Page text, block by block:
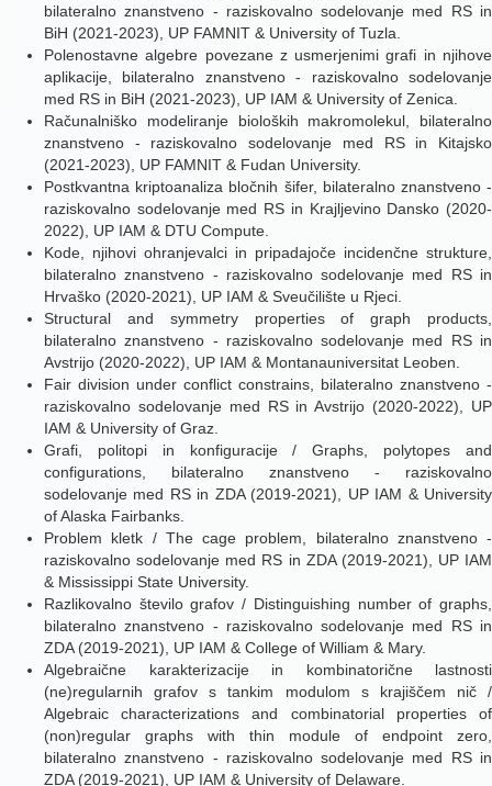
bilateralno znanstveno - raziskovalno sodelovanje med RS in
BiH (2021-2023), UP FAMNIT & University of Tuzla.
Polenostavne algebre povezane z usmerjenimi grafi in njihove
aplikacije, bilateralno znanstveno - raziskovalno sodelovanje
med RS in BiH (2021-2023), UP IAM & University of Zenica.
Računalniško modeliranje bioloških makromolekul, bilateralno
znanstveno - raziskovalno sodelovanje med RS in Kitajsko
(2021-2023), UP FAMNIT & Fudan University.
Postkvantna kriptoanaliza bločnih šifer, bilateralno znanstveno -
raziskovalno sodelovanje med RS in Krajljevino Dansko (2020-
2022), UP IAM & DTU Compute.
Kode, njihovi ohranjevalci in pripadajoče incidenčne strukture,
bilateralno znanstveno - raziskovalno sodelovanje med RS in
Hrvaško (2020-2021), UP IAM & Sveučilište u Rjeci.
Structural and symmetry properties of graph products,
bilateralno znanstveno - raziskovalno sodelovanje med RS in
Avstrijo (2020-2022), UP IAM & Montanauniversitat Leoben.
Fair division under conflict constrains, bilateralno znanstveno -
raziskovalno sodelovanje med RS in Avstrijo (2020-2022), UP
IAM & University of Graz.
Grafi, politopi in konfiguracije / Graphs, polytopes and
configurations, bilateralno znanstveno - raziskovalno
sodelovanje med RS in ZDA (2019-2021), UP IAM & University
of Alaska Fairbanks.
Problem kletk / The cage problem, bilateralno znanstveno -
raziskovalno sodelovanje med RS in ZDA (2019-2021), UP IAM
& Mississippi State University.
Razlikovalno število grafov / Distinguishing number of graphs,
bilateralno znanstveno - raziskovalno sodelovanje med RS in
ZDA (2019-2021), UP IAM & College of William & Mary.
Algebraične karakterizacije in kombinatorične lastnosti
(ne)regularnih grafov s tankim modulom s krajiščem nič /
Algebraic characterizations and combinatorial properties of
(non)regular graphs with thin module of endpoint zero,
bilateralno znanstveno - raziskovalno sodelovanje med RS in
ZDA (2019-2021), UP IAM & University of Delaware.